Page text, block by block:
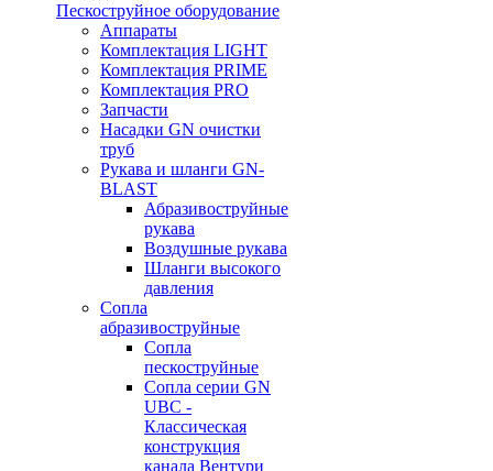
Пескоструйное оборудование
Аппараты
Комплектация LIGHT
Комплектация PRIME
Комплектация PRO
Запчасти
Насадки GN очистки
труб
Рукава и шланги GN-
BLAST
Абразивоструйные
рукава
Воздушные рукава
Шланги высокого
давления
Сопла
абразивоструйные
Сопла
пескоструйные
Сопла серии GN
UBC -
Классическая
конструкция
канала Вентури